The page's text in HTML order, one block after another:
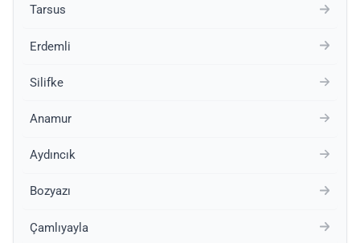
Tarsus
Erdemli
Silifke
Anamur
Aydıncık
Bozyazı
Çamlıyayla